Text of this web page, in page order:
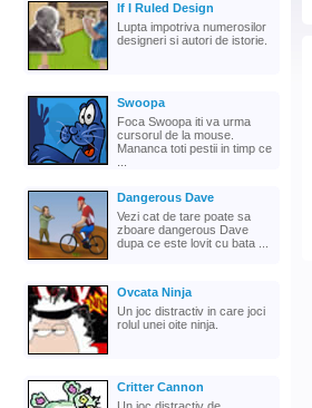
If I Ruled Design
Lupta impotriva numerosilor
designeri si autori de istorie.
Swoopa
Foca Swoopa iti va urma
cursorul de la mouse.
Mananca toti pestii in timp ce
Dangerous Dave
Vezi cat de tare poate sa
zboare dangerous Dave
dupa ce este lovit cu bata ...
Ovcata Ninja
Un joc distractiv in care joci
rolul unei oite ninja.
Critter Cannon